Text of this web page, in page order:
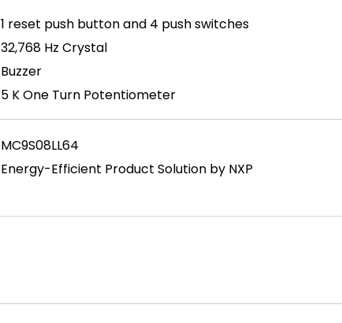
1 reset push button and 4 push switches
32,768 Hz Crystal
Buzzer
5 K One Turn Potentiometer
MC9S08LL64
Energy-Efficient Product Solution by NXP